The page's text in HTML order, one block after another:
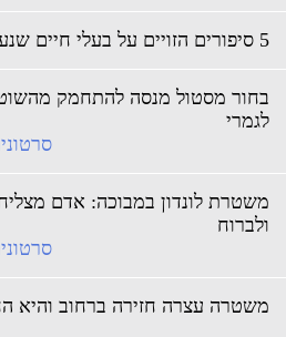
5 סיפורים הזויים על בעלי חיים שנעצרו
בחור מסטול מנסה להתחמק
לגמרי
ולברוח
משטרה עצרה חזירה ברחוב והיא